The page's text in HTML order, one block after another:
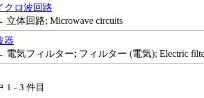
クロ波回路
立体回路; Microwave circuits
器
電気フィルター; フィルター (電気); Electric
1 - 3 件目